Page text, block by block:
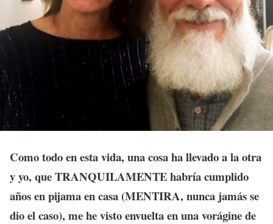
Como todo en esta vida, una cosa ha llevado a la otra
y yo, que TRANQUILAMENTE habría cumplido
años en pijama en casa (MENTIRA, nunca jamás se
dio el caso), me he visto envuelta en una vorágine de